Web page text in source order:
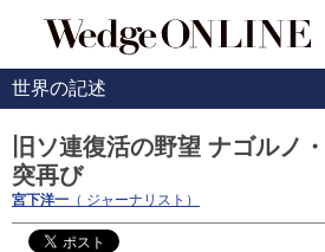
世界の記述
旧ソ連復活の野望 ナゴルノ
突再び
宮下洋一 （ ジャーナリスト）